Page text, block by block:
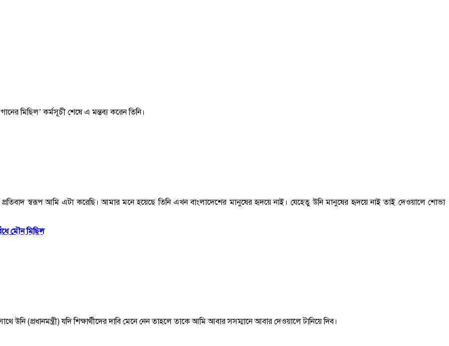
মিছিল’ কর্মসূচী শেষে এ মন্তব্য করেন তিনি।
স্বরূপ আমি এটা করেছি। আমার মনে হয়েছে তিনি এখন বাংলাদেশের মানুষের হৃদয়ে নাই। যেহেতু উনি মানুষের হৃদয়ে নাই তাই দেওয়ালে শোভা
মৌন মিছিল
(প্রধানমন্ত্রী) যদি শিক্ষার্থীদের দাবি মেনে নেন তাহলে তাকে আমি আবার সসম্মানে আবার দেওয়ালে টানিয়ে দিব।